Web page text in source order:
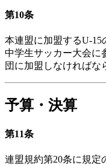
第10条
本連盟に加盟するU-15
中学生サッカー大会に
団に加盟しなければな
予算・決算
第11条
連盟規約第20条に規定